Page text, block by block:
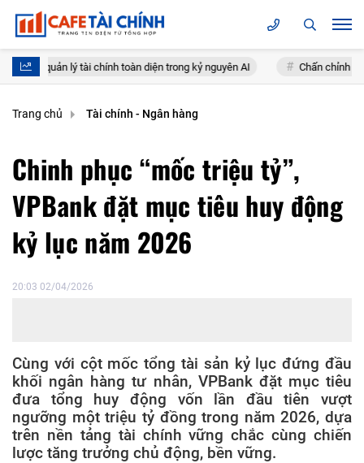
tài chính toàn diện trong kỷ nguyên AI Chấn chỉnh hoạt động kinh
Trang chủ Tài chính - Ngân hàng
Chinh phục “mốc triệu tỷ”,
VPBank đặt mục tiêu huy động
kỷ lục năm 2026
20:03 02/04/2026
Cùng với cột mốc tổng tài sản kỷ lục đứng đầu
khối ngân hàng tư nhân, VPBank đặt mục tiêu
đưa tổng huy động vốn lần đầu tiên vượt
ngưỡng một triệu tỷ đồng trong năm 2026, dựa
trên nền tảng tài chính vững chắc cùng chiến
lược tăng trưởng chủ động, bền vững.